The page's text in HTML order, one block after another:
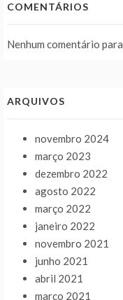
COMENTÁRIOS
Nenhum comentário
ARQUIVOS
novembro 2024
março 2023
dezembro 2022
agosto 2022
março 2022
janeiro 2022
novembro 2021
junho 2021
abril 2021
março 2021